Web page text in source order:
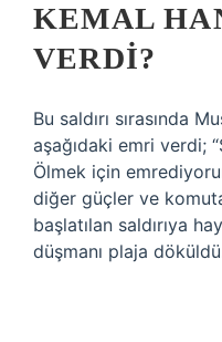
KEMAL
VERDI?
Bu saldırı sırasında
aşağıdaki emri verdi;
Ölmek için
diğer güçler ve
başlatılan saldırıya
düşmanı plaja